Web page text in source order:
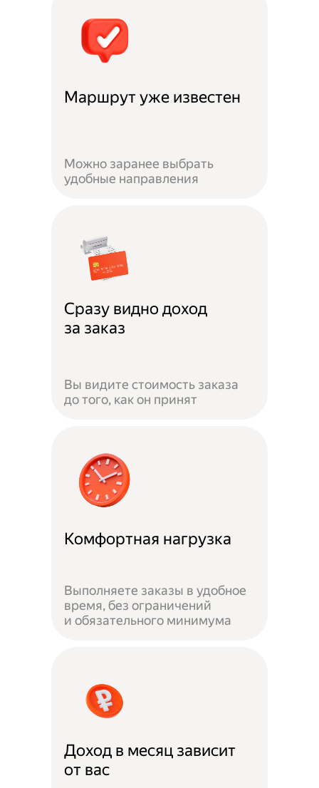
Маршрут уже известен
Можно заранее выбрать
удобные направления
Сразу видно доход
за заказ
Вы видите стоимость заказа
до того, как он принят
Комфортная нагрузка
Выполняете заказы в удобное
время, без ограничений
и обязательного минимума
Доход в месяц зависит
от вас